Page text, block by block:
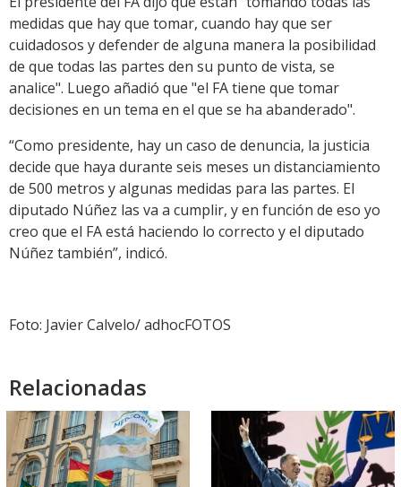
medidas que hay que tomar, cuando hay que ser
cuidadosos y defender de alguna manera la posibilidad
de que todas las partes den su punto de vista, se
analice". Luego añadió que "el FA tiene que tomar
decisiones en un tema en el que se ha abanderado".
“Como presidente, hay un caso de denuncia, la justicia
decide que haya durante seis meses un distanciamiento
de 500 metros y algunas medidas para las partes. El
diputado Núñez las va a cumplir, y en función de eso yo
creo que el FA está haciendo lo correcto y el diputado
Núñez también”, indicó.
Foto: Javier Calvelo/ adhocFOTOS
Relacionadas